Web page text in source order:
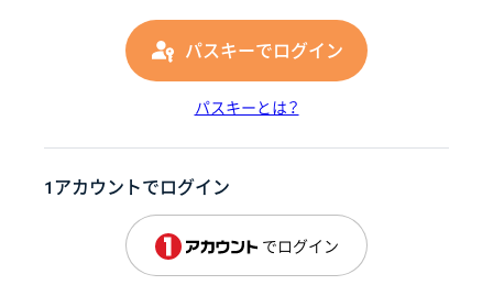
パスキーでログイン
パスキーとは？
1アカウントでログイン
でログイン